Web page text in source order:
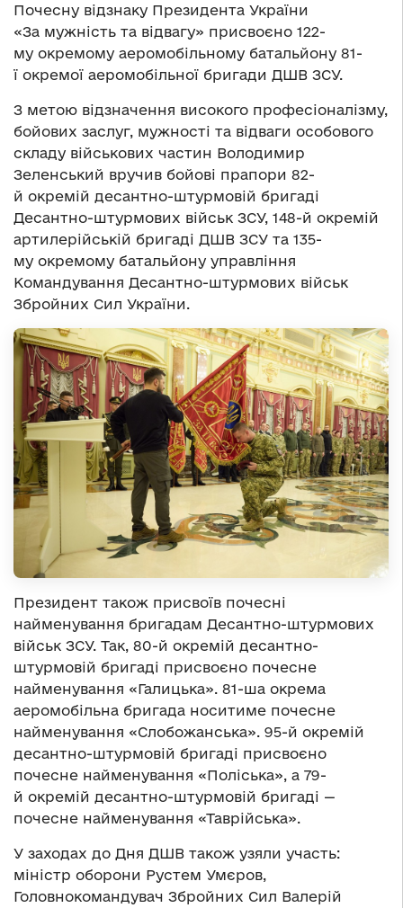
Почесну відзнаку Президента України
«За мужність та відвагу» присвоєно 122-
му окремому аеромобільному батальйону 81-
ї окремої аеромобільної бригади ДШВ ЗСУ.
З метою відзначення високого професіоналізму,
бойових заслуг, мужності та відваги особового
складу військових частин Володимир
Зеленський вручив бойові прапори 82-
й окремій десантно-штурмовій бригаді
Десантно-штурмових військ ЗСУ, 148-й окремій
артилерійській бригаді ДШВ ЗСУ та 135-
му окремому батальйону управління
Командування Десантно-штурмових військ
Збройних Сил України.
Президент також присвоїв почесні
найменування бригадам Десантно-штурмових
військ ЗСУ. Так, 80-й окремій десантно-
штурмовій бригаді присвоєно почесне
найменування «Галицька». 81-ша окрема
аеромобільна бригада носитиме почесне
найменування «Слобожанська». 95-й окремій
десантно-штурмовій бригаді присвоєно
почесне найменування «Поліська», а 79-
й окремій десантно-штурмовій бригаді —
почесне найменування «Таврійська».
У заходах до Дня ДШВ також узяли участь:
міністр оборони Рустем Умєров,
Головнокомандувач Збройних Сил Валерій